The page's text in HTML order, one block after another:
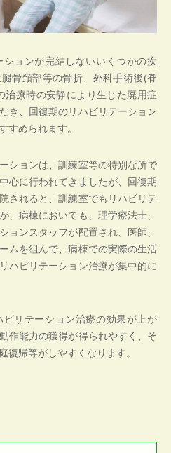
ョンが完結しないいくつかの疾
骨頚部等の骨折、外科手術後(脊
治療時の安静により生じた廃用症
き、回復期のリハビリテーション
すめられます。
ションは、訓練室等の特別な所で
心に行われてきましたが、回復期
されると、訓練室でもリハビリテ
、病棟においても、理学療法士、
ョンスタッフが配置され、医師、
ムを組んで、病棟での実際の生活
ハビリテーション治療が集中的に
リテーション治療の効果が上が
作能力の獲得が得られやすく、そ
復帰等がしやすくなります。